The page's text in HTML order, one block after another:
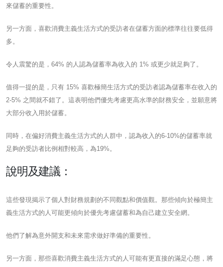
來儲蓄的重要性。
另一方面，喜歡消費主義生活方式的受訪者在儲蓄方面的標準往往要低得
多。
令人震驚的是，64% 的人認為儲蓄率為收入的 1% 或更少就足夠了。
值得一提的是，只有 15% 喜歡極簡生活方式的受訪者認為儲蓄率在收入的
2-5% 之間就不錯了。這表明他們優先考慮更高水準的財務安全，並願意將
大部分收入用於儲蓄。
同時，在偏好消費主義生活方式的人群中，認為收入的6-10%的儲蓄率就
足夠的受訪者比例相對較高，為19%。
說明及建議：
這些發現揭示了個人對財務規劃的不同觀點和價值觀。那些傾向於極簡主
義生活方式的人可能更傾向於優先考慮儲蓄和為自己建立安全網。
他們了解為意外開支和未來需求做好準備的重要性。
另一方面，那些喜歡消費主義生活方式的人可能有更直接的滿足心態，將